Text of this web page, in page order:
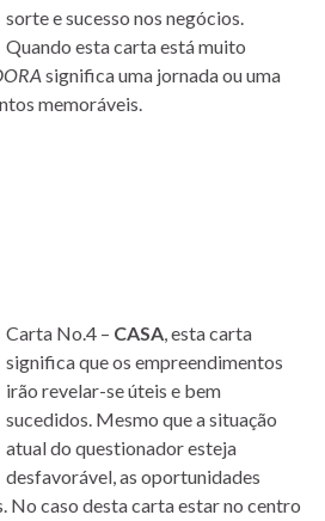
sorte e sucesso nos negócios.
Quando esta carta está muito
significa uma jornada ou uma
memoráveis.
Carta No.4 – CASA, esta carta
significa que os empreendimentos
irão revelar-se úteis e bem
sucedidos. Mesmo que a situação
atual do questionador esteja
desfavorável, as oportunidades
No caso desta carta estar no centro